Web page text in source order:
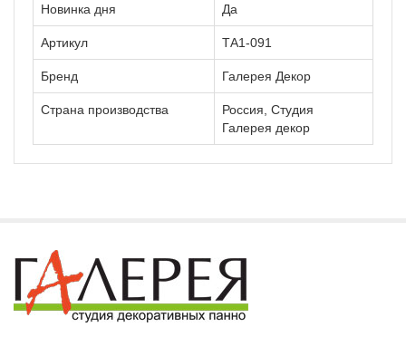
Новинка дня Да
Артикул ТА1-091
Бренд Галерея Декор
Страна производства
Россия, Студия
Галерея декор